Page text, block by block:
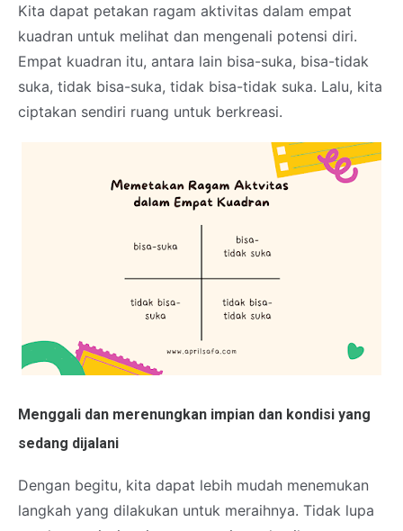
Kita dapat petakan ragam aktivitas dalam empat
kuadran untuk melihat dan mengenali potensi diri.
Empat kuadran itu, antara lain bisa-suka, bisa-tidak
suka, tidak bisa-suka, tidak bisa-tidak suka. Lalu, kita
ciptakan sendiri ruang untuk berkreasi.
Menggali dan merenungkan impian dan kondisi yang
sedang dijalani
Dengan begitu, kita dapat lebih mudah menemukan
langkah yang dilakukan untuk meraihnya. Tidak lupa